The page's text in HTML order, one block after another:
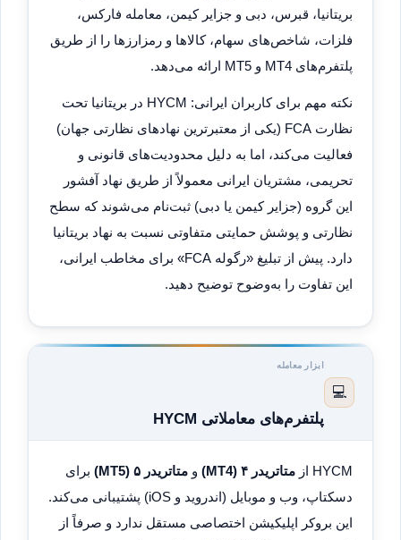
بریتانیا، قبرس، دبی و جزایر کیمن، معامله فارکس،
فلزات، شاخص‌های سهام، کالاها و رمزارزها را از طریق
پلتفرم‌های MT4 و MT5 ارائه می‌دهد.
نکته مهم برای کاربران ایرانی: HYCM در بریتانیا تحت
نظارت FCA (یکی از معتبرترین نهادهای نظارتی جهان)
فعالیت می‌کند، اما به دلیل محدودیت‌های قانونی و
تحریمی، مشتریان ایرانی معمولاً از طریق نهاد آفشور
این گروه (جزایر کیمن یا دبی) ثبت‌نام می‌شوند که سطح
نظارتی و پوشش حمایتی متفاوتی نسبت به نهاد بریتانیا
دارد. پیش از تبلیغ «رگوله FCA» برای مخاطب ایرانی،
این تفاوت را به‌وضوح توضیح دهید.
💻
ابزار معامله
پلتفرم‌های معاملاتی HYCM
HYCM از متاتریدر ۴ (MT4) و متاتریدر ۵ (MT5)
برای
دسکتاپ، وب و موبایل (اندروید و iOS) پشتیبانی می‌کند.
این بروکر اپلیکیشن اختصاصی مستقل ندارد و صرفاً از